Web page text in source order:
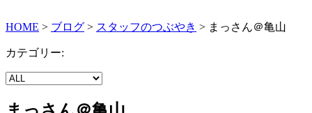
HOME > ブログ > スタッフのつぶやき > まっさん＠亀山
カテゴリー: